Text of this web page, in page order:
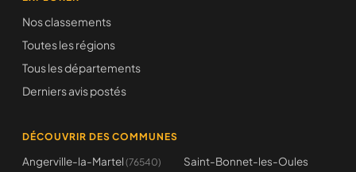
Nos classements
Toutes les régions
Tous les départements
Derniers avis postés
DÉCOUVRIR DES COMMUNES
Angerville-la-Martel (76540) Saint-Bonnet-les-Oules